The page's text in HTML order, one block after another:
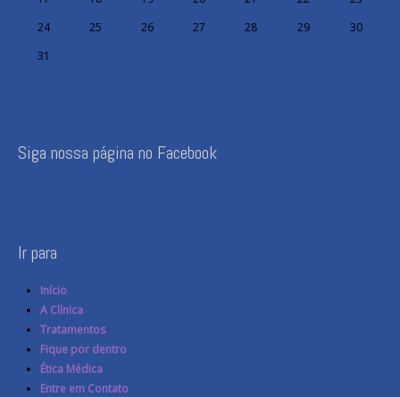
24
25 26 27 28 29
30
31
Siga nossa página no Facebook
Ir para
Início
A Clínica
Tratamentos
Fique por dentro
Ética Médica
Entre em Contato